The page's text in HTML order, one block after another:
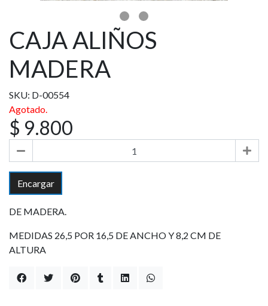
CAJA ALIÑOS
MADERA
SKU: D-00554
Agotado.
$ 9.800
Encargar
DE MADERA.
MEDIDAS 26,5 POR 16,5 DE ANCHO Y 8,2 CM DE
ALTURA